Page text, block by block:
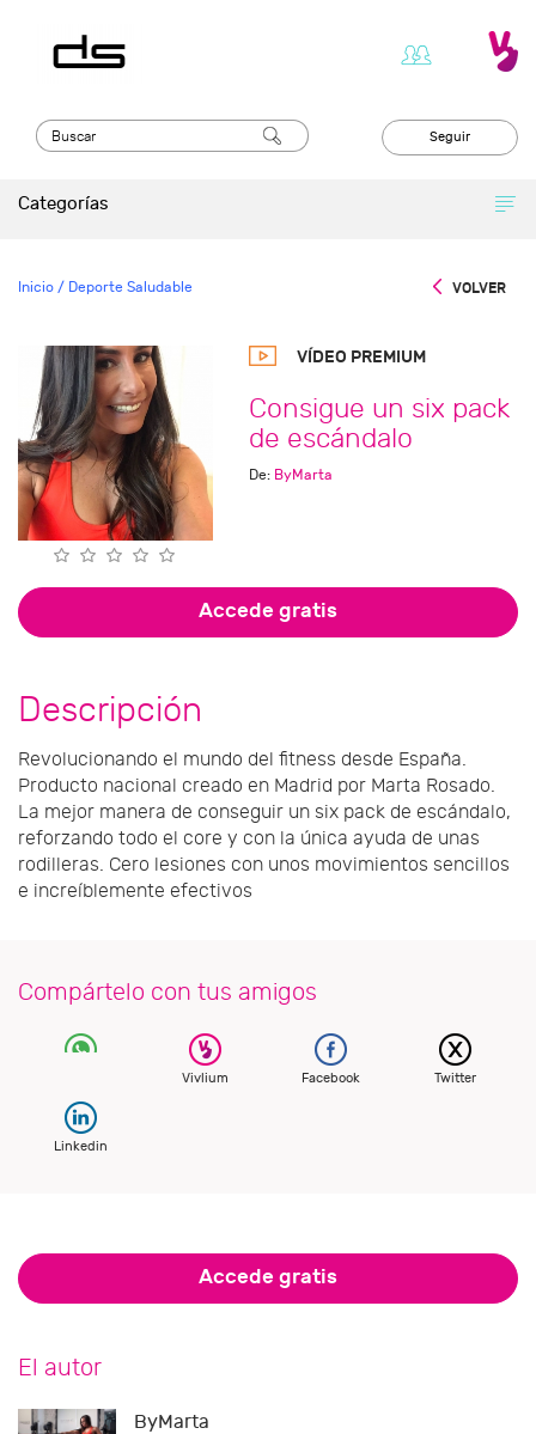
Seguir
Categorías
Inicio / Deporte Saludable VOLVER
VÍDEO PREMIUM
Consigue un six pack
de escándalo
De: ByMarta
Accede gratis
Descripción
Revolucionando el mundo del fitness desde España.
Producto nacional creado en Madrid por Marta Rosado.
La mejor manera de conseguir un six pack de escándalo,
reforzando todo el core y con la única ayuda de unas
rodilleras. Cero lesiones con unos movimientos sencillos
e increíblemente efectivos
Compártelo con tus amigos
Vivlium Facebook Twitter
Linkedin
Accede gratis
El autor
ByMarta